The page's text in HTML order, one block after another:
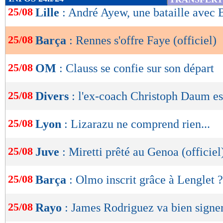
de
OK
25/08 Lille : André Ayew, une bataille avec
25/08 Barça : Rennes s'offre Faye (officiel)
25/08 OM : Clauss se confie sur son départ
25/08 Divers : l'ex-coach Christoph Daum
25/08 Lyon : Lizarazu ne comprend rien...
25/08 Juve : Miretti prêté au Genoa
25/08 Barça : Olmo inscrit grâce à Lenglet ?
25/08 Rayo : James Rodriguez va bien